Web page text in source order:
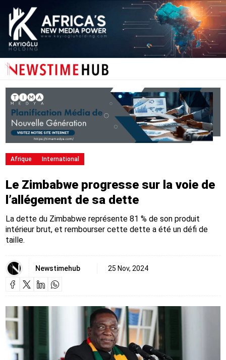
Afrique International
Le Zimbabwe progresse sur la voie de
l’allégement de sa dette
La dette du Zimbabwe représente 81 % de son produit
intérieur brut, et rembourser cette dette a été un défi de
taille.
Newstimehub 25 Nov, 2024